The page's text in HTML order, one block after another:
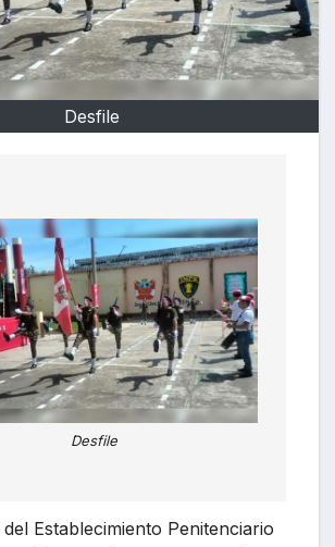
Desfile
Desfile
Establecimiento Penitenciario